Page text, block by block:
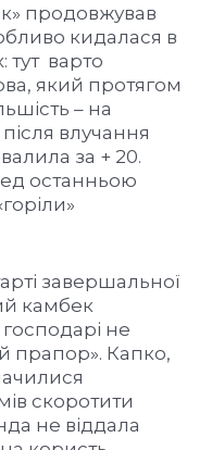
продовжував
кидалася в
тут варто
який протягом
– на
влучання
за + 20.
останньою
завершальної
камбек
не
прапор». Капко,
скоротити
не віддала